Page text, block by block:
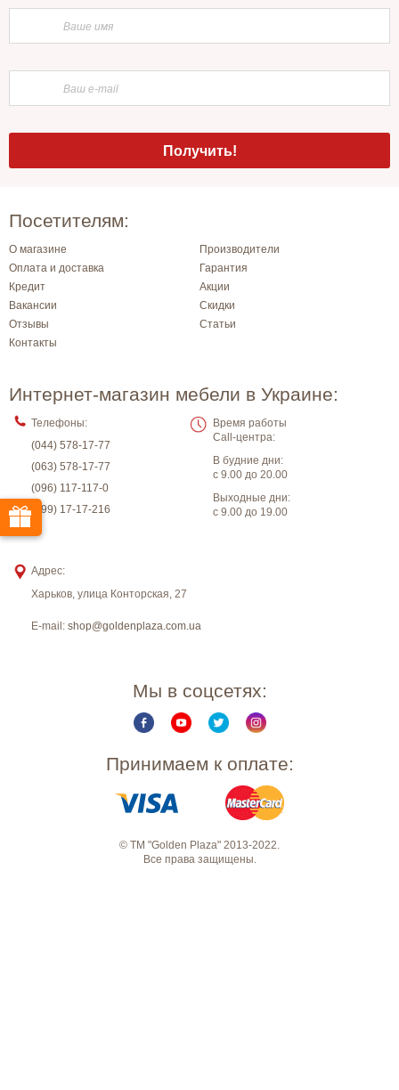
Посетителям:
О магазине
Производители
Оплата и доставка
Гарантия
Кредит
Акции
Вакансии
Скидки
Отзывы
Статьи
Контакты
Интернет-магазин мебели в Украине:
Телефоны:
(044) 578-17-77
(063) 578-17-77
(096) 117-117-0
(099) 17-17-216
Время работы
Call-центра:
В будние дни:
с 9.00 до 20.00
Выходные дни:
с 9.00 до 19.00
Адрес:
Харьков, улица Конторская, 27
E-mail: shop@goldenplaza.com.ua
Мы в соцсетях:
Принимаем к оплате:
© ТМ "Golden Plaza" 2013-2022.
Все права защищены.